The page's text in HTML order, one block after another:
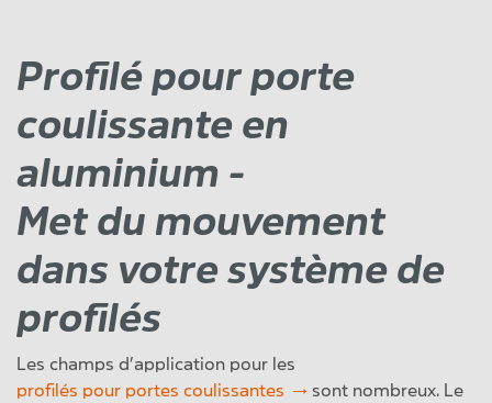
Profilé pour porte
coulissante en
aluminium -
Met du mouvement
dans votre système de
profilés
Les champs d’application pour les
profilés pour portes coulissantes
sont nombreux. Le